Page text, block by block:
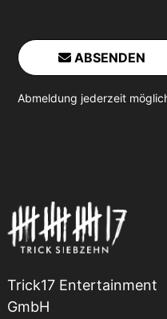
ABSENDEN
Abmeldung jederzeit
Trick17 Entertainment
GmbH